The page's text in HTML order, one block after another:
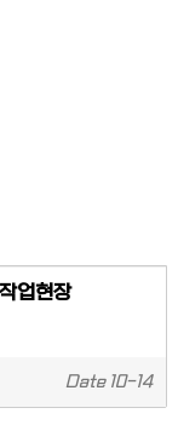
업현장
Date10-14